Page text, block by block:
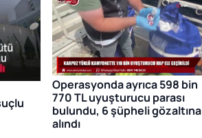
Operasyonda ayrıca 598 bin
770 TL uyuşturucu parası
bulundu, 6 şüpheli gözaltına
alındı